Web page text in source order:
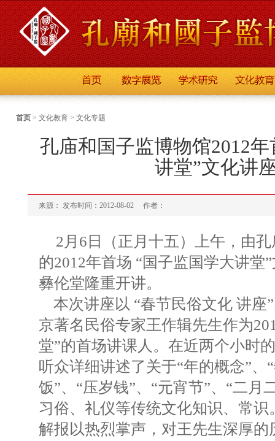
首页 > 文化教育 > 文化专题
孔庙和国子监博物馆2012
讲堂”文化讲
来源： 发布时间：2012-08-02 作者：
2月6日（正月十五）上午，由
的2012年首场 “国子监国学大讲堂
彝伦堂隆重开讲。
本次讲座以 “春节民俗文化 讲座
京著名民俗专家王作辑先生作为
堂”的首场讲课人。在近两个小时
听众详细讲述了关于“年的概念”、
饭”、“压岁钱”、“元宵节”、“二月
习俗、礼仪等传统文化知识、常
解报以热烈掌声，对王先生深厚